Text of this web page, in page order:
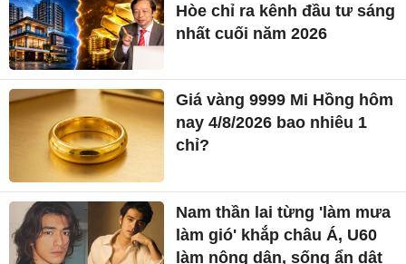
Hòe chỉ ra kênh đầu tư sáng
nhất cuối năm 2026
Giá vàng 9999 Mi Hồng hôm
nay 4/8/2026 bao nhiêu 1
chỉ?
Nam thần lai từng 'làm mưa
làm gió' khắp châu Á, U60
làm nông dân, sống ẩn dật